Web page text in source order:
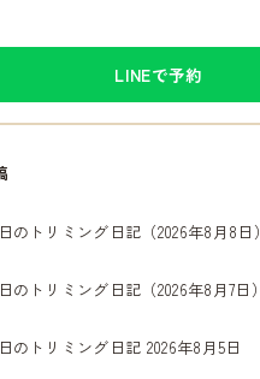
LINEで予約
のトリミング日記（2026年8月8日）
のトリミング日記（2026年8月7日）
のトリミング日記 2026年8月5日